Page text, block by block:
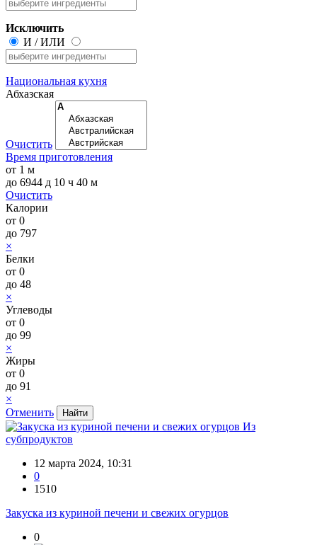
Исключить
И /ИЛИ
Национальная кухня
Абхазская
Очистить
Время приготовления
от 1 м
до 6944 д 10 ч 40 м
Очистить
Калории
от 0
до 797
×
Белки
от 0
до 48
×
Углеводы
от 0
до 99
×
Жиры
от 0
до 91
×
Отменить
Из
субпродуктов
12 марта 2024, 10:31
0
1510
Закуска из куриной печени и свежих огурцов
0